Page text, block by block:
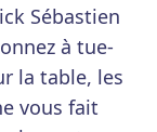
Sébastien
à tue-
la table, les
vous fait